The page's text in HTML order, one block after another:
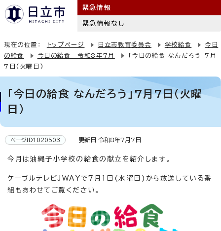
緊急情報
緊急情報なし
現在の位置： トップページ 日立市教育委員会 学校給食
今日
の給食
今日の給食 令和8年7月
「今日の給食 なんだろう」7月
7日(火曜日)
「今日の給食 なんだろう」7月7日(火曜
日)
ページID1020503 更新日 令和8年7月7日
今月は油縄子小学校の給食の献立を紹介します。
ケーブルテレビJWAYで7月1日(水曜日)から放送している番
組もあわせてご覧ください。